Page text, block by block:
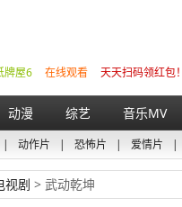
天天扫码领红包
在线观看
牌屋6
动漫 综艺 音乐MV
| 动作片 | 恐怖片 | 爱情片 |
视剧 > 武动乾坤